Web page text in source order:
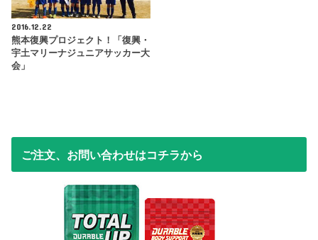
2016.12.22
熊本復興プロジェクト！「復興・
宇土マリーナジュニアサッカー大
会」
ご注文、お問い合わせはコチラから